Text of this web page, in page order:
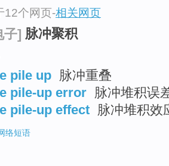
12个网页-相关网页
子] 脉冲聚积
pile up 脉冲重叠
pile-up error 脉冲堆积误
pile-up effect 脉冲堆积效
络短语